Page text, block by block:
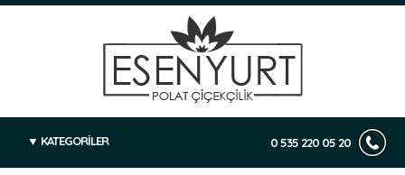
KATEGORİLER 0 535 220 05 20